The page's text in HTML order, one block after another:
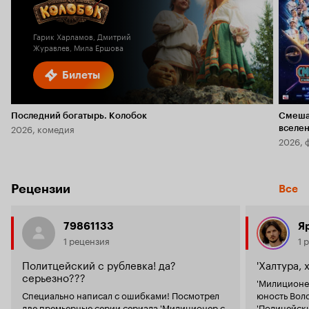
Билеты
Гарик Харламов, Дмитрий
Журавлев, Мила Ершова
Последний богатырь. Колобок
2026, комедия
6.1
2026,
Рецензии Все
79861133
1 рецензия
Политцейский с рублевка! да?
серьезно???
Специально написал с ошибками! Посмотрел
1
'Халтура,
юность